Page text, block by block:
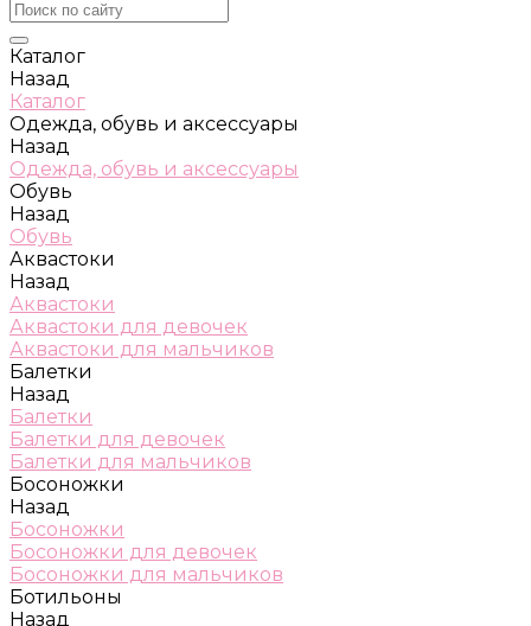
Каталог
Назад
Каталог
Одежда, обувь и аксессуары
Назад
Одежда, обувь и аксессуары
Обувь
Назад
Обувь
Аквастоки
Назад
Аквастоки
Аквастоки для девочек
Аквастоки для мальчиков
Балетки
Назад
Балетки
Балетки для девочек
Балетки для мальчиков
Босоножки
Назад
Босоножки
Босоножки для девочек
Босоножки для мальчиков
Ботильоны
Назад